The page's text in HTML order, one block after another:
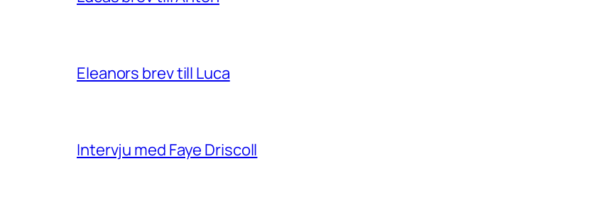
Eleanors brev till Luca
Intervju med Faye Driscoll